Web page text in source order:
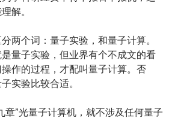
解。
两个词：量子实验，和量子计算。
量子实验，但业界有个不成文的看
作的过程，才配叫量子计算。否
实验比较合适。
章”光量子计算机，就不涉及任何量子